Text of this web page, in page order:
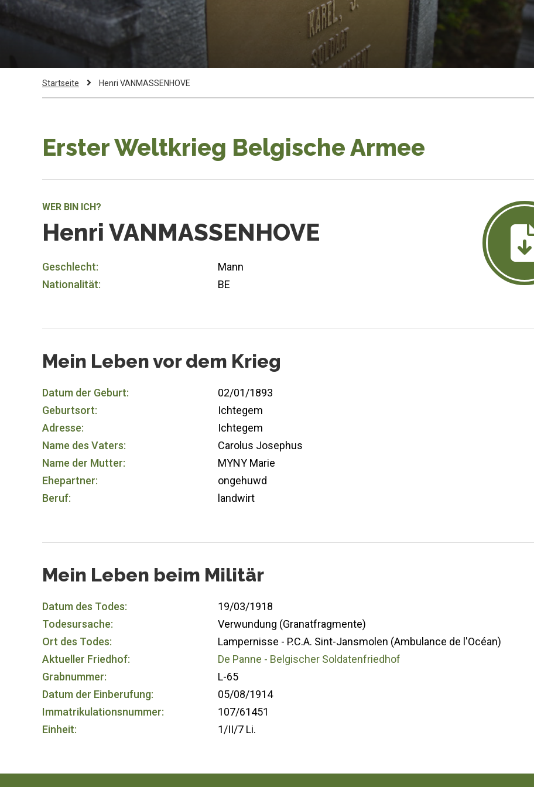
Pfadnavigation
Startseite
Current
Henri VANMASSENHOVE
Erster Weltkrieg Belgische Armee
WER BIN ICH?
Henri VANMASSENHOVE
Geschlecht:
Mann
Nationalität:
BE
Mein Leben vor dem Krieg
Datum der Geburt:
02/01/1893
Geburtsort:
Ichtegem
Adresse:
Ichtegem
Name des Vaters:
Carolus Josephus
Name der Mutter:
MYNY Marie
Ehepartner:
ongehuwd
Beruf:
landwirt
Mein Leben beim Militär
Datum des Todes:
19/03/1918
Todesursache:
Verwundung (Granatfragmente)
Ort des Todes:
Lampernisse - P.C.A. Sint-Jansmolen (Ambulance de l'Océan)
Aktueller Friedhof:
De Panne - Belgischer Soldatenfriedhof
Grabnummer:
L-65
Datum der Einberufung:
05/08/1914
Immatrikulationsnummer:
107/61451
Einheit:
1/II/7 Li.